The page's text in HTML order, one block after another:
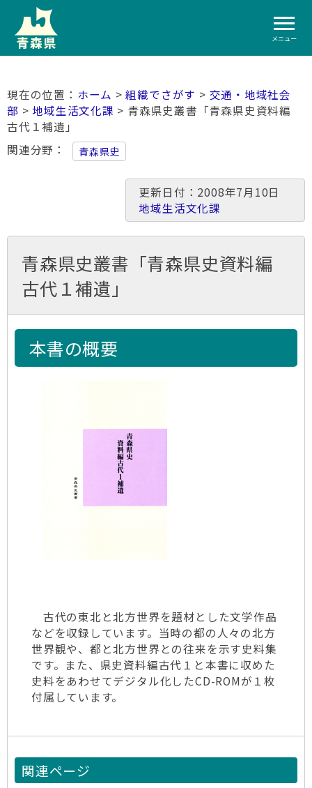
メニュー
ホーム >組織でさがす > 交通・地域社会
部 >地域生活文化課 > 青森県史叢書「青森県史資料編
古代１補遺」
関連分野
青森県史
更新日付：2008年7月10日
地域生活文化課
青森県史叢書「青森県史資料編
古代１補遺」
本書の概要
古代の東北と北方世界を題材とした文学作品
などを収録しています。当時の都の人々の北方
世界観や、都と北方世界との往来を示す史料集
です。また、県史資料編古代１と本書に収めた
史料をあわせてデジタル化したCD-ROMが１枚
付属しています。
関連ページ